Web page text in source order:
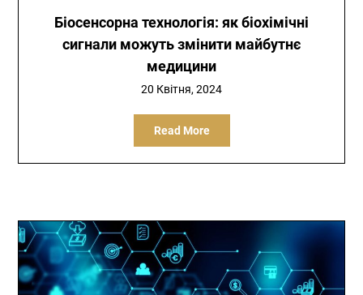
Біосенсорна технологія: як біохімічні
сигнали можуть змінити майбутнє
медицини
20 Квітня, 2024
Read More